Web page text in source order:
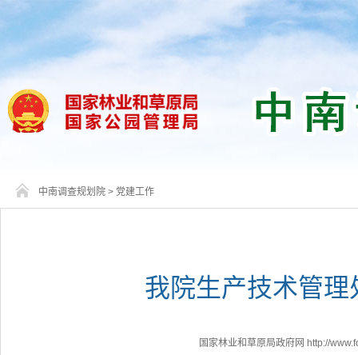
中南调查规划院 > 党建工作
我院生产技术管
国家林业和草原局政府网 http://